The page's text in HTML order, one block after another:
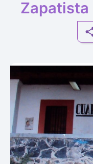
Zapatista